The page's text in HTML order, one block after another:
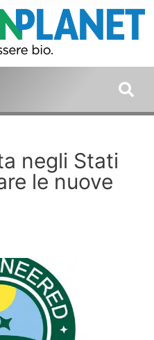
negli Stati
le nuove